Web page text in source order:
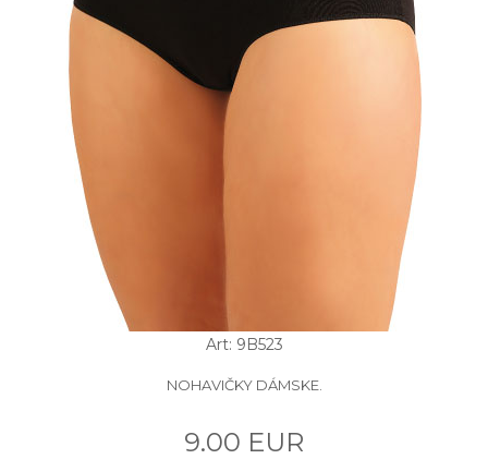
Art: 9B523
NOHAVIČKY DÁMSKE.
9.00 EUR